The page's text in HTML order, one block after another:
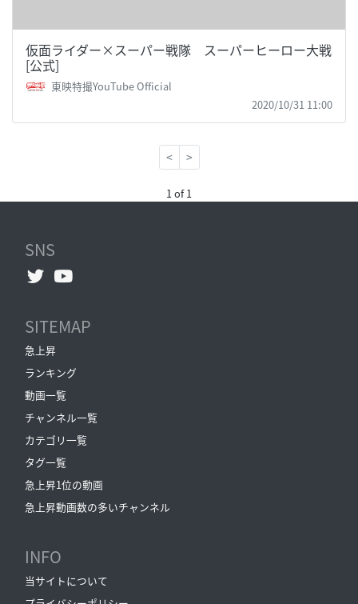
仮面ライダー×スーパー戦隊 スーパーヒーロー大戦
[公式]
東映特撮YouTube Official
2020/10/31 11:00
< >
1 of 1
SNS
SITEMAP
急上昇
ランキング
動画一覧
チャンネル一覧
カテゴリ一覧
タグ一覧
急上昇1位の動画
急上昇動画数の多いチャンネル
INFO
当サイトについて